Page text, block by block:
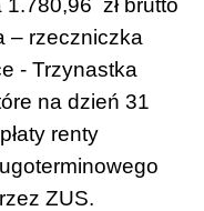
– rzeczniczka
- Trzynastka
na dzień 31
renty
ZUS.